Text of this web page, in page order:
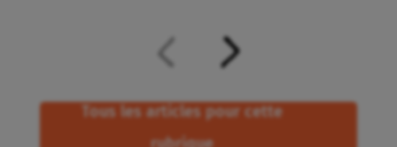
Tous les articles pour cette